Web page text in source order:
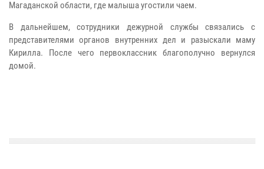
Магаданской области, где малыша угостили чаем.
В дальнейшем, сотрудники дежурной службы связались с
представителями органов внутренних дел и разыскали маму
Кирилла. После чего первоклассник благополучно вернулся
домой.